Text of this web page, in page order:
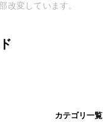
改変しています。
カテゴリ一覧